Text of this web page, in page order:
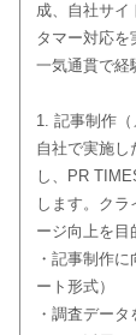
成、自社サイ
タマー対応
一気通貫で経
1. 記事制作（
自社で実施し
し、PR
します。ク
ージ向上を目
・記事制作
ート形式）
・調査デー